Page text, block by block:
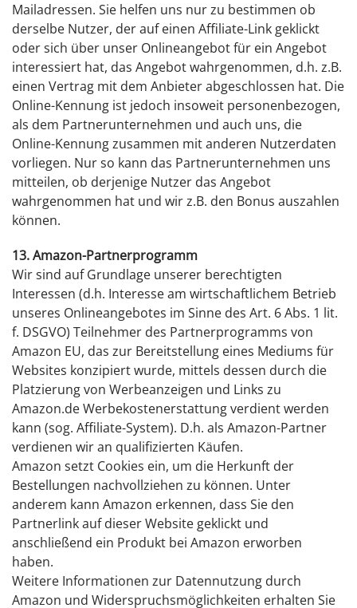
Mailadressen. Sie helfen uns nur zu bestimmen ob
derselbe Nutzer, der auf einen Affiliate-Link geklickt
oder sich über unser Onlineangebot für ein Angebot
interessiert hat, das Angebot wahrgenommen, d.h. z.B.
einen Vertrag mit dem Anbieter abgeschlossen hat. Die
Online-Kennung ist jedoch insoweit personenbezogen,
als dem Partnerunternehmen und auch uns, die
Online-Kennung zusammen mit anderen Nutzerdaten
vorliegen. Nur so kann das Partnerunternehmen uns
mitteilen, ob derjenige Nutzer das Angebot
wahrgenommen hat und wir z.B. den Bonus auszahlen
können.
13. Amazon-Partnerprogramm
Wir sind auf Grundlage unserer berechtigten
Interessen (d.h. Interesse am wirtschaftlichem Betrieb
unseres Onlineangebotes im Sinne des Art. 6 Abs. 1 lit.
f. DSGVO) Teilnehmer des Partnerprogramms von
Amazon EU, das zur Bereitstellung eines Mediums für
Websites konzipiert wurde, mittels dessen durch die
Platzierung von Werbeanzeigen und Links zu
Amazon.de Werbekostenerstattung verdient werden
kann (sog. Affiliate-System). D.h. als Amazon-Partner
verdienen wir an qualifizierten Käufen.
Amazon setzt Cookies ein, um die Herkunft der
Bestellungen nachvollziehen zu können. Unter
anderem kann Amazon erkennen, dass Sie den
Partnerlink auf dieser Website geklickt und
anschließend ein Produkt bei Amazon erworben
haben.
Weitere Informationen zur Datennutzung durch
Amazon und Widerspruchsmöglichkeiten erhalten Sie